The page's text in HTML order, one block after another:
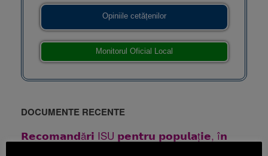
Opiniile cetățenilor
Monitorul Oficial Local
DOCUMENTE RECENTE
𝗥𝗲𝗰𝗼𝗺𝗮𝗻𝗱ă𝗿𝗶 ISU 𝗽𝗲𝗻𝘁𝗿𝘂 𝗽𝗼𝗽𝘂𝗹𝗮ț𝗶𝗲, î𝗻